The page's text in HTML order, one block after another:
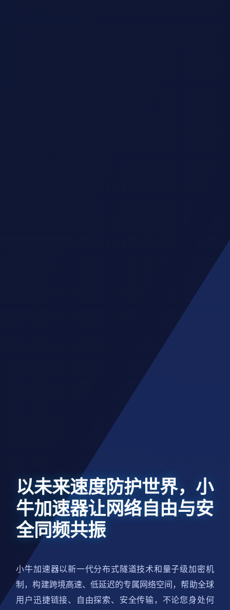
以未来速度防护世界，小
牛加速器让网络自由与安
全同频共振
小牛加速器以新一代分布式隧道技术和量子级加密机
制，构建跨境高速、低延迟的专属网络空间，帮助全球
用户迅捷链接、自由探索、安全传输，不论您身处何